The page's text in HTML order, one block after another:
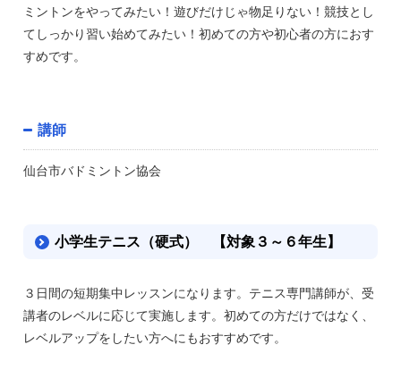
ミントンをやってみたい！遊びだけじゃ物足りない！競技とし
てしっかり習い始めてみたい！初めての方や初心者の方におす
すめです。
講師
仙台市バドミントン協会
小学生テニス（硬式） 【対象３～６年生】
３日間の短期集中レッスンになります。テニス専門講師が、受
講者のレベルに応じて実施します。初めての方だけではなく、
レベルアップをしたい方へにもおすすめです。